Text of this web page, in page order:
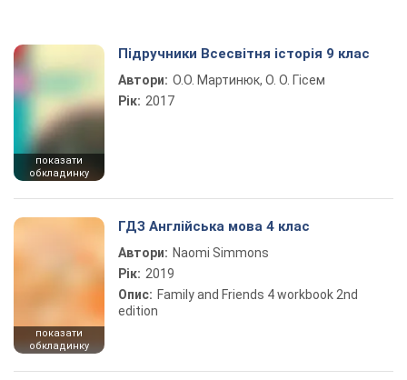
показати
обкладинку
Підручники Всесвітня історія 9 клас
Автори: О.О. Мартинюк, О. О. Гісем
Рік: 2017
показати
обкладинку
ГДЗ Англійська мова 4 клас
Автори: Naomi Simmons
Рік: 2019
Опис: Family and Friends 4 workbook 2nd
edition